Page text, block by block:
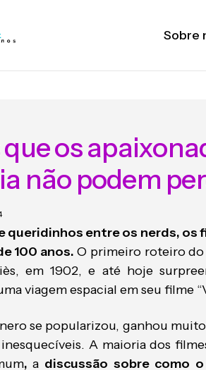
Sobre
os
não podem
queridinhos entre os nerds, os
100 anos. O primeiro roteiro
em 1902, e até hoje
viagem espacial em seu filme
se popularizou, ganhou
A maioria dos
,a discussão sobre como